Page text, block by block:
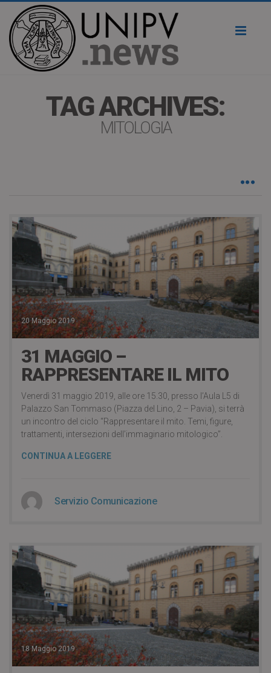
TAG ARCHIVES:
MITOLOGIA
20 Maggio 2019
31 MAGGIO –
RAPPRESENTARE IL MITO
Venerdì 31 maggio 2019, alle ore 15.30, presso l’Aula L5 di
Palazzo San Tommaso (Piazza del Lino, 2 – Pavia), si terrà
un incontro del ciclo “Rappresentare il mito. Temi, figure,
trattamenti, intersezioni dell’immaginario mitologico”.
CONTINUA A LEGGERE
Servizio Comunicazione
18 Maggio 2019